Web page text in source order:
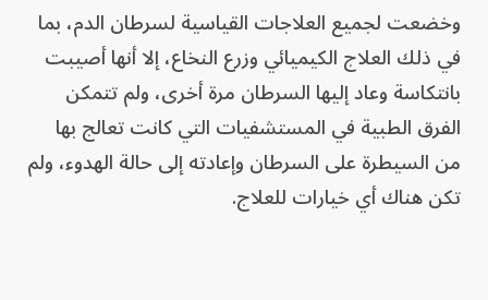
وخضعت لجميع العلاجات القياسية لسرطان الدم، بما
في ذلك العلاج الكيميائي وزرع النخاع، إلا أنها أصيبت
بانتكاسة وعاد إليها السرطان مرة أخرى، ولم تتمكن
الفرق الطبية في المستشفيات التي كانت تعالج بها
من السيطرة على السرطان وإعادته إلى حالة الهدوء، ولم
تكن هناك أي خيارات للعلاج.